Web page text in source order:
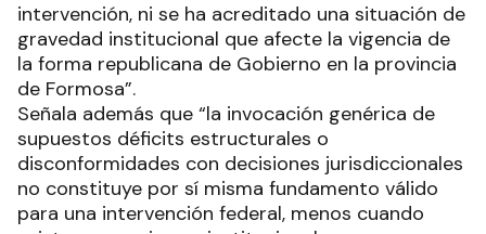
intervención, ni se ha acreditado una situación de
gravedad institucional que afecte la vigencia de
la forma republicana de Gobierno en la provincia
de Formosa”.
Señala además que “la invocación genérica de
supuestos déficits estructurales o
disconformidades con decisiones jurisdiccionales
no constituye por sí misma fundamento válido
para una intervención federal, menos cuando